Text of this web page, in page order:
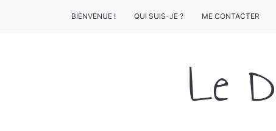
BIENVENUE ! QUI SUIS-JE ? ME CONTACTER
Le